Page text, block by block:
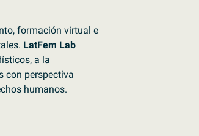
formación virtual e
LatFem Lab
a la
con perspectiva
humanos.